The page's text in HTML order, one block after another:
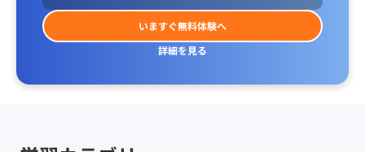
いますぐ無料体験へ
詳細を見る